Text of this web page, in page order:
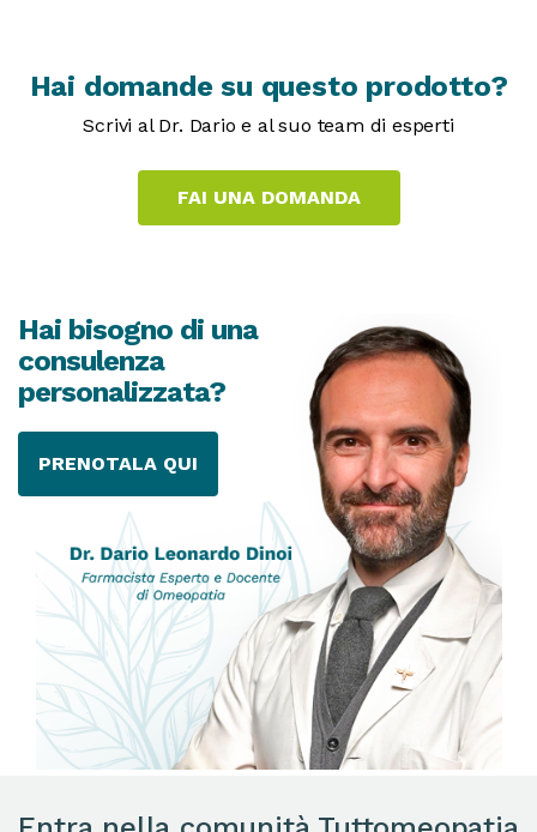
Hai domande su questo prodotto?
Scrivi al Dr. Dario e al suo team di esperti
Hai bisogno di una
consulenza
personalizzata?
PRENOTALA QUI